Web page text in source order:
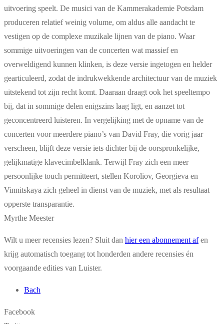
uitvoering speelt. De musici van de Kammerakademie Potsdam
produceren relatief weinig volume, om aldus alle aandacht te
vestigen op de complexe muzikale lijnen van de piano. Waar
sommige uitvoeringen van de concerten wat massief en
overweldigend kunnen klinken, is deze versie ingetogen en helder
gearticuleerd, zodat de indrukwekkende architectuur van de muziek
uitstekend tot zijn recht komt. Daaraan draagt ook het speeltempo
bij, dat in sommige delen enigszins laag ligt, en aanzet tot
geconcentreerd luisteren. In vergelijking met de opname van de
concerten voor meerdere piano’s van David Fray, die vorig jaar
verscheen, blijft deze versie iets dichter bij de oorspronkelijke,
gelijkmatige klavecimbelklank. Terwijl Fray zich een meer
persoonlijke touch permitteert, stellen Koroliov, Georgieva en
Vinnitskaya zich geheel in dienst van de muziek, met als resultaat
opperste transparantie.
Myrthe Meester
Wilt u meer recensies lezen? Sluit dan hier een abonnement afen
krijg automatisch toegang tot honderden andere recensies én
voorgaande edities van Luister.
Bach
Facebook